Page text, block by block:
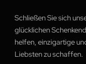
Schließen Sie sich
glücklichen
helfen, einzigartige
Liebsten zu schaffen.